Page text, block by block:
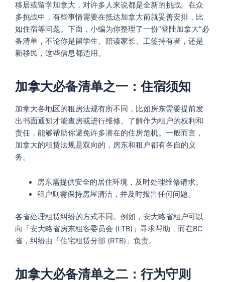
移居或留学加拿大，对许多人来说都是全新的挑战。在众
多挑战中，有些事情需要在抵达加拿大前就妥善安排，比
如住宿等问题。下面，小编为你整理了一份“登陆加拿大”必
备清单，不论你是留学生、陪读家长、工签持有者，还是
新移民，这些信息都适用。
加拿大必备清单之一：住宿须知
加拿大各地区的租房法规有所不同，比如房东需要提前发
出书面通知才能查房或进行维修。了解作为租户的权利和
责任，能够帮助你避免许多潜在的住房危机。一般而言，
加拿大的租赁法规是双向的，房东和租户都有各自的义
务。
房东需提供安全的居住环境，及时处理维修请求。
租户则需保持房屋清洁，并及时报告任何问题。
各省处理租赁纠纷的方式不同。例如，安大略省租户可以
向「安大略省房东租客委员会 (LTB)」寻求帮助，而在BC
省，纠纷由「住宅租赁分部 (RTB)」负责。
加拿大必备清单之二：行为守则